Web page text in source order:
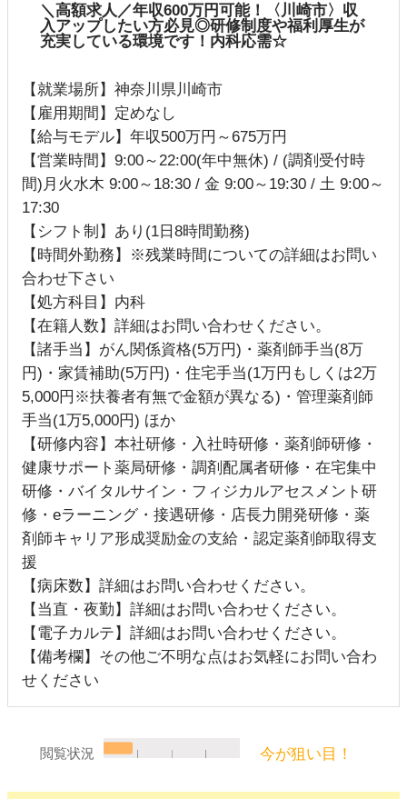
＼高額求人／年収600万円可能！〈川崎市〉収
入アップしたい方必見◎研修制度や福利厚生が
充実している環境です！内科応需☆
【就業場所】神奈川県川崎市
【雇用期間】定めなし
【給与モデル】年収500万円～675万円
【営業時間】9:00～22:00(年中無休) / (調剤受付時
間)月火水木 9:00～18:30 / 金 9:00～19:30 / 土 9:00～
17:30
【シフト制】あり(1日8時間勤務)
【時間外勤務】※残業時間についての詳細はお問い
合わせ下さい
【処方科目】内科
【在籍人数】詳細はお問い合わせください。
【諸手当】がん関係資格(5万円)・薬剤師手当(8万
円)・家賃補助(5万円)・住宅手当(1万円もしくは2万
5,000円※扶養者有無で金額が異なる)・管理薬剤師
手当(1万5,000円) ほか
【研修内容】本社研修・入社時研修・薬剤師研修・
健康サポート薬局研修・調剤配属者研修・在宅集中
研修・バイタルサイン・フィジカルアセスメント研
修・eラーニング・接遇研修・店長力開発研修・薬
剤師キャリア形成奨励金の支給・認定薬剤師取得支
援
【病床数】詳細はお問い合わせください。
【当直・夜勤】詳細はお問い合わせください。
【電子カルテ】詳細はお問い合わせください。
【備考欄】その他ご不明な点はお気軽にお問い合わ
せください
閲覧状況 今が狙い目！